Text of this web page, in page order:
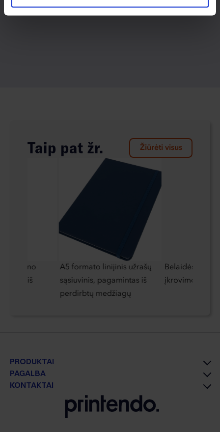
Taip pat žr. Žiūrėti visus
plieno
iš
A5 formato linijinis užrašų
sąsiuvinis, pagamintas iš
perdirbtų medžiagų
Belaidės
įkrovimo dėklu
PRODUKTAI
PAGALBA
KONTAKTAI